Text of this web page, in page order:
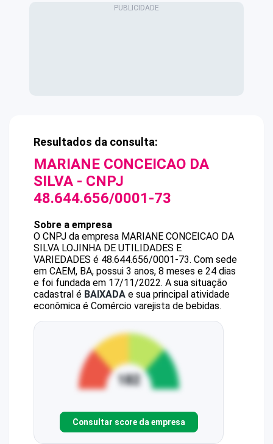
Resultados da consulta:
MARIANE CONCEICAO DA
SILVA - CNPJ
48.644.656/0001-73
Sobre a empresa
O CNPJ da empresa MARIANE CONCEICAO DA
SILVA LOJINHA DE UTILIDADES E
VARIEDADES é 48.644.656/0001-73. Com sede
em CAEM, BA, possui 3 anos, 8 meses e 24 dias
e foi fundada em 17/11/2022. A sua situação
cadastral é BAIXADA e sua principal atividade
econômica é Comércio varejista de bebidas.
Consultar score da empresa